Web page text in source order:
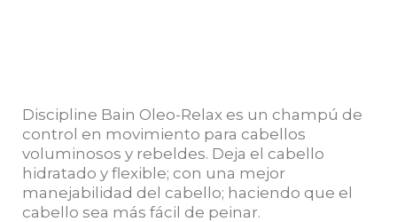
Discipline Bain Oleo-Relax es un champú de
control en movimiento para cabellos
voluminosos y rebeldes. Deja el cabello
hidratado y flexible; con una mejor
manejabilidad del cabello; haciendo que el
cabello sea más fácil de peinar.